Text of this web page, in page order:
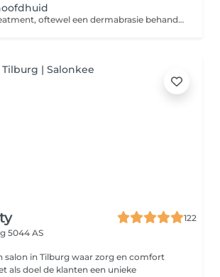
Dermabrasion Treatment, oftewel een dermabrasie behandeling, is een anti-aging behandeling om de hoofdhuid te regenereren en revitaliseren. Met een dermabrasie behandeling wordt je hoofdhuid 'gescrubt' en zo helemaal schoongemaakt. Het opgehoopte vuil en residu op de hoofdhuid wordt verwijderd, waardoor deze weer gezond wordt (stap 1). Daarna wordt de hoofdhuid gereinigd met een shampoo die precies af is gesteld op jouw hoofdhuid en haar. Omdat de hoofdhuid nu schoon is en ook wat dunner, moet deze weer geoptimaliseerd en gehydrateerd (gevoed) worden. Dat doen we in stap 2, met een hoofdhuid conditioner. Daarna gaan we in stap 3 de bloedsomloop stimuleren. Dit zorgt ervoor dat er weer genoeg voeding van binnenuit naar de haarzaakjes gaat.
122
5044 AS
salon in Tilburg waar zorg en comfort
als doel de klanten een unieke